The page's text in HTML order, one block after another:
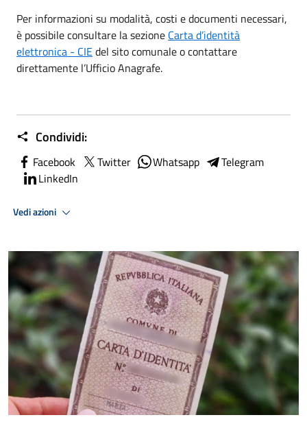
Per informazioni su modalità, costi e documenti necessari,
è possibile consultare la sezione Carta d’identità
elettronica - CIEdel sito comunale o contattare
direttamente l’Ufficio Anagrafe.
Condividi:
Facebook Twitter Whatsapp
Telegram
LinkedIn
Vedi azioni